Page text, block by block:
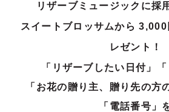
リザーブミュージックに採
スイートブロッサムから
レゼント！
「リザーブしたい日付」「
「お花の贈り主、贈り先の方
「電話番号」